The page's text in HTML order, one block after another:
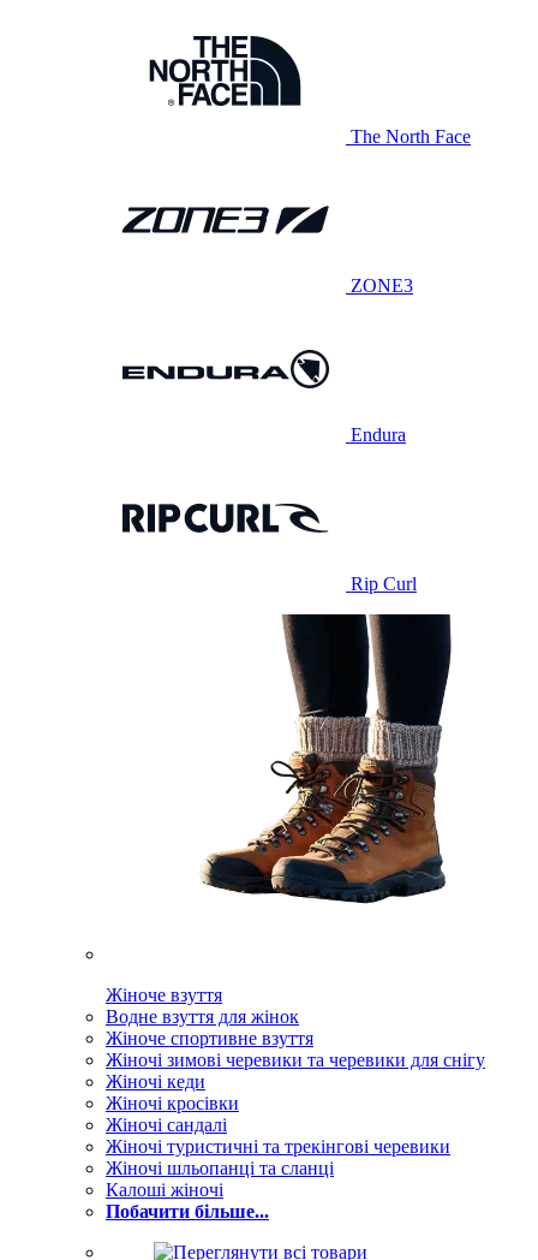
The North Face
ZONE3
Endura
Rip Curl
Жіноче взуття
Водне взуття для жінок
Жіноче спортивне взуття
Жіночі зимові черевики та черевики для снігу
Жіночі кеди
Жіночі кросівки
Жіночі сандалі
Жіночі туристичні та трекінгові черевики
Жіночі шльопанці та сланці
Калоші жіночі
Побачити більше...